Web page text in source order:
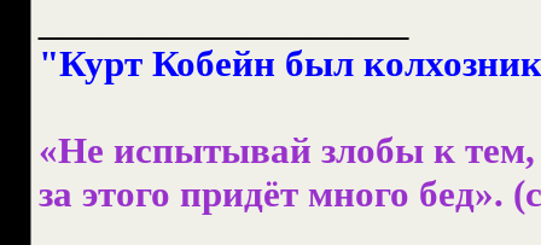
"Курт Кобейн был
«Не испытывай злобы к тем,
за этого придёт много бед».